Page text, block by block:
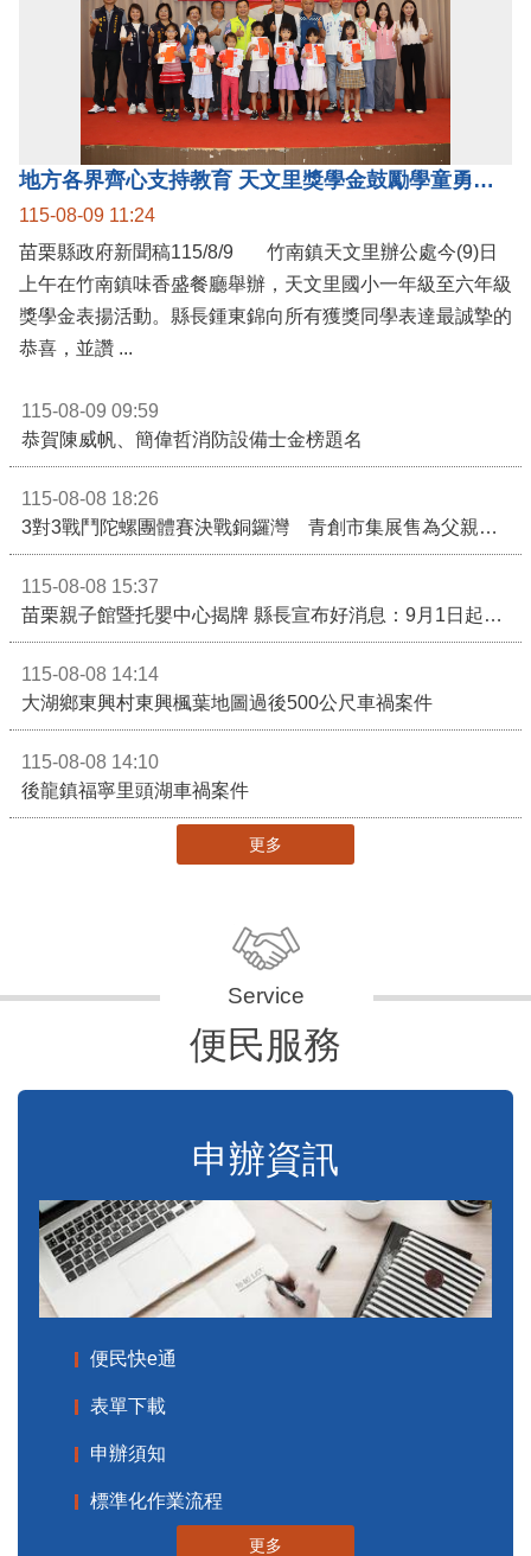
地方各界齊心支持教育 天文里獎學金鼓勵學童勇敢追夢
115-08-09 11:24
苗栗縣政府新聞稿115/8/9 竹南鎮天文里辦公處今(9)日
上午在竹南鎮味香盛餐廳舉辦，天文里國小一年級至六年級
獎學金表揚活動。縣長鍾東錦向所有獲獎同學表達最誠摯的
恭喜，並讚 ...
115-08-09 09:59
恭賀陳威帆、簡偉哲消防設備士金榜題名
115-08-08 18:26
3對3戰鬥陀螺團體賽決戰銅鑼灣 青創市集展售為父親節增添繽紛
115-08-08 15:37
苗栗親子館暨托嬰中心揭牌 縣長宣布好消息：9月1日起調降臨時托嬰費用
115-08-08 14:14
大湖鄉東興村東興楓葉地圖過後500公尺車禍案件
115-08-08 14:10
後龍鎮福寧里頭湖車禍案件
更多
便民服務
申辦資訊
便民快e通
表單下載
申辦須知
標準化作業流程
更多